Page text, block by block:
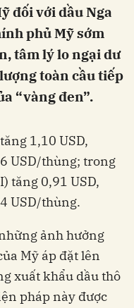
đối với dầu Nga
phủ Mỹ sớm
tâm lý lo ngại dư
toàn cầu tiếp
“vàng đen”.
1,10 USD,
USD/thùng; trong
tăng 0,91 USD,
USD/thùng.
ảnh hưởng
Mỹ áp đặt lên
xuất khẩu dầu thô
pháp này được